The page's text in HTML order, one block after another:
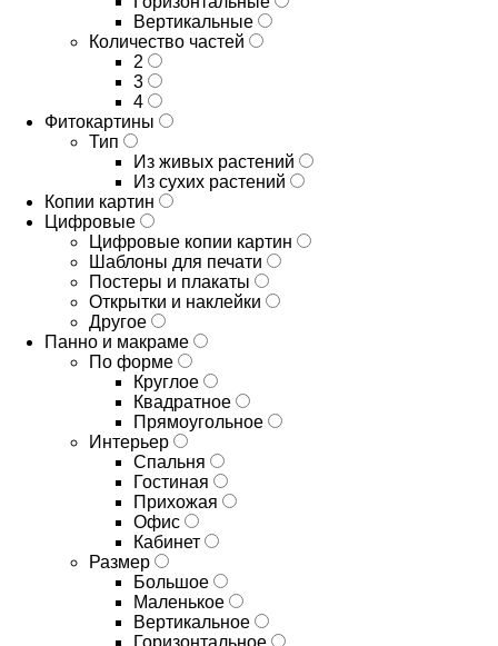
Вертикальные
Количество частей
2
3
4
Фитокартины
Тип
Из живых растений
Из сухих растений
Копии картин
Цифровые
Цифровые копии картин
Шаблоны для печати
Постеры и плакаты
Открытки и наклейки
Другое
Панно и макраме
По форме
Круглое
Квадратное
Прямоугольное
Интерьер
Спальня
Гостиная
Прихожая
Офис
Кабинет
Размер
Большое
Маленькое
Вертикальное
Горизонтальное